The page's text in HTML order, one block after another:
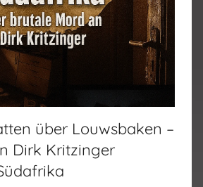
über Louwsbaken –
Dirk Kritzinger